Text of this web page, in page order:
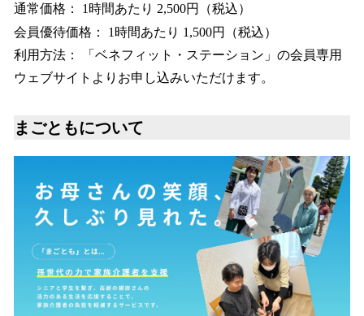
通常価格： 1時間あたり 2,500円（税込）
会員優待価格： 1時間あたり 1,500円（税込）
利用方法： 「ベネフィット・ステーション」の会員専用
ウェブサイトよりお申し込みいただけます。
まごともについて